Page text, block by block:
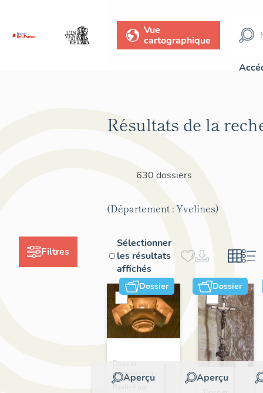
Vue
cartographique
Filtres
Résultats de la
630 dossiers
(Département : Yvelines)
Sélectionner
les résultats
affichés
Dossier
Aperçu
Dossier
IM78002723 |
Dossier
Aperçu